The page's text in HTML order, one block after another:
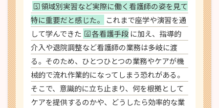
5 領域別実習など実際に働く看護師の姿を見て
特に重要だと感じた。
これまで座学や演習を通
して学んできた
6 各看護手段 に加え、指導的
介入や退院調整など看護師の業務は多岐に渡
る。そのため、ひとつひとつの業務やケアが機
械的で流れ作業的になってしまう恐れがある。
そこで、意識的に立ち止まり、何を根拠として
ケアを提供するのかや、どうしたら効率的な業